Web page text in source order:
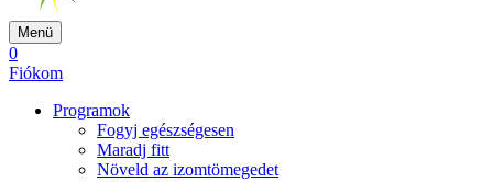
Menü
0
Fiókom
Programok
Fogyj egészségesen
Maradj fitt
Növeld az izomtömegedet